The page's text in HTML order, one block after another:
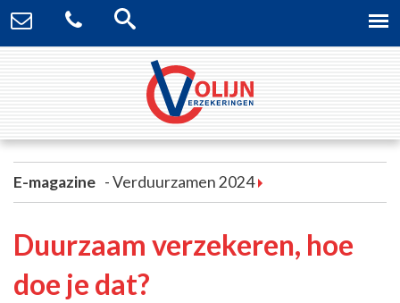
E-magazine Verduurzamen 2024
Duurzaam verzekeren, hoe
doe je dat?